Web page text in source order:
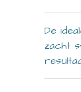
De
zacht